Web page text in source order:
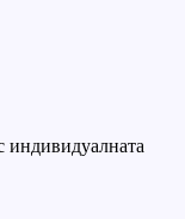
индивидуалната